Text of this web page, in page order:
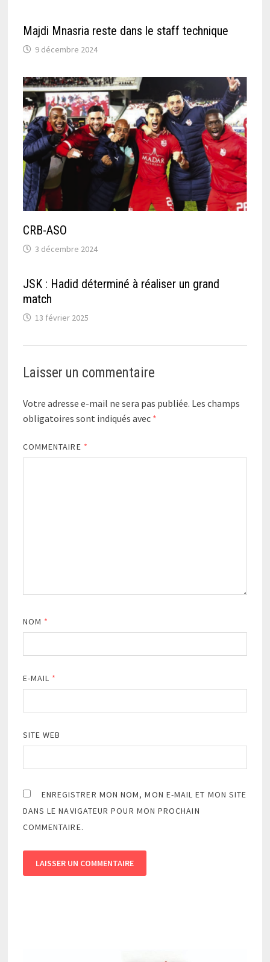
Majdi Mnasria reste dans le staff technique
9 décembre 2024
CRB-ASO
3 décembre 2024
JSK : Hadid déterminé à réaliser un grand
match
13 février 2025
Laisser un commentaire
Votre adresse e-mail ne sera pas publiée. Les champs
obligatoires sont indiqués avec *
COMMENTAIRE *
NOM *
E-MAIL *
SITE WEB
ENREGISTRER MON NOM, MON E-MAIL ET MON SITE
DANS LE NAVIGATEUR POUR MON PROCHAIN
COMMENTAIRE.